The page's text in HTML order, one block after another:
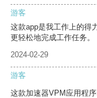
游客
这款app是我工作上的得
更轻松地完成工作任务。
2024-02-29
游客
这款加速器VPM应用程